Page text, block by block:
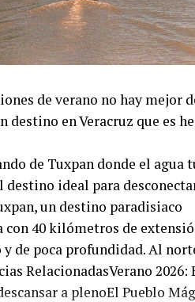
de verano no hay mejor
destino en Veracruz que es
de Tuxpan donde el agua
destino ideal para
un destino paradisiaco
con 40 kilómetros de
de poca profundidad. Al
RelacionadasVerano
a plenoEl Pueblo